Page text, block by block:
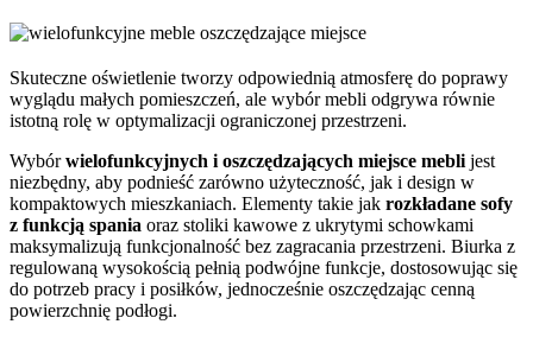
Skuteczne oświetlenie tworzy odpowiednią atmosferę do poprawy
wyglądu małych pomieszczeń, ale wybór mebli odgrywa równie
istotną rolę w optymalizacji ograniczonej przestrzeni.
Wybórwielofunkcyjnych i oszczędzających miejsce mebli jest
niezbędny, aby podnieść zarówno użyteczność, jak i design w
kompaktowych mieszkaniach. Elementy takie jak rozkładane sofy
z funkcją spania oraz stoliki kawowe z ukrytymi schowkami
maksymalizują funkcjonalność bez zagracania przestrzeni. Biurka z
regulowaną wysokością pełnią podwójne funkcje, dostosowując się
do potrzeb pracy i posiłków, jednocześnie oszczędzając cenną
powierzchnię podłogi.